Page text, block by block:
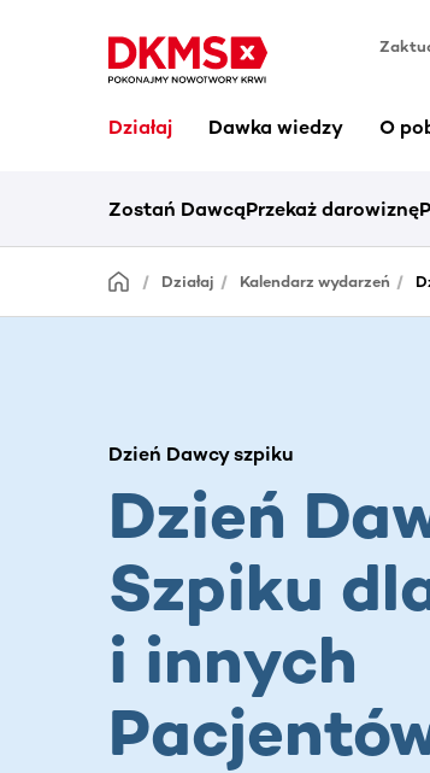
Działaj Dawka wiedzy O
Zostań DawcąPrzekaż darowiznę
Działaj Kalendarz wydarzeń
Dzień Dawcy szpiku
Dzień
Szpiku
i innych